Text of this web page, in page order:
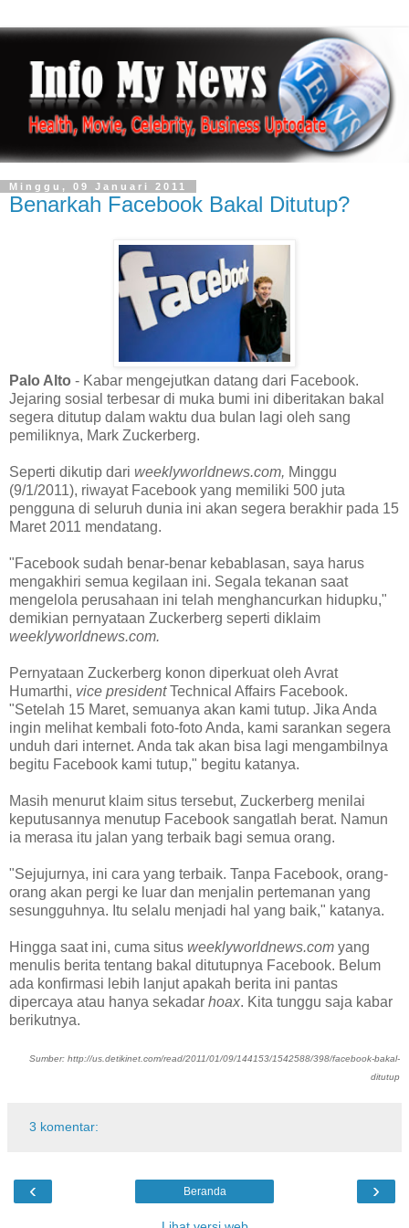
Minggu, 09 Januari 2011
Benarkah Facebook Bakal Ditutup?
Palo Alto - Kabar mengejutkan datang dari Facebook.
Jejaring sosial terbesar di muka bumi ini diberitakan bakal
segera ditutup dalam waktu dua bulan lagi oleh sang
pemiliknya, Mark Zuckerberg.
Seperti dikutip dari weeklyworldnews.com, Minggu
(9/1/2011), riwayat Facebook yang memiliki 500 juta
pengguna di seluruh dunia ini akan segera berakhir pada 15
Maret 2011 mendatang.
"Facebook sudah benar-benar kebablasan, saya harus
mengakhiri semua kegilaan ini. Segala tekanan saat
mengelola perusahaan ini telah menghancurkan hidupku,"
demikian pernyataan Zuckerberg seperti diklaim
weeklyworldnews.com.
Pernyataan Zuckerberg konon diperkuat oleh Avrat
Humarthi, vice presidentTechnical Affairs Facebook.
"Setelah 15 Maret, semuanya akan kami tutup. Jika Anda
ingin melihat kembali foto-foto Anda, kami sarankan segera
unduh dari internet. Anda tak akan bisa lagi mengambilnya
begitu Facebook kami tutup," begitu katanya.
Masih menurut klaim situs tersebut, Zuckerberg menilai
keputusannya menutup Facebook sangatlah berat. Namun
ia merasa itu jalan yang terbaik bagi semua orang.
"Sejujurnya, ini cara yang terbaik. Tanpa Facebook, orang-
orang akan pergi ke luar dan menjalin pertemanan yang
sesungguhnya. Itu selalu menjadi hal yang baik," katanya.
Hingga saat ini, cuma situs weeklyworldnews.com yang
menulis berita tentang bakal ditutupnya Facebook. Belum
ada konfirmasi lebih lanjut apakah berita ini pantas
dipercaya atau hanya sekadar hoax. Kita tunggu saja kabar
berikutnya.
Sumber: http://us.detikinet.com/read/2011/01/09/144153/1542588/398/facebook-bakal-
ditutup
3 komentar:
‹ ›
Beranda